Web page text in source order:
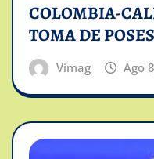
COLOMBIA-
TOMA DE
Vimag Ago